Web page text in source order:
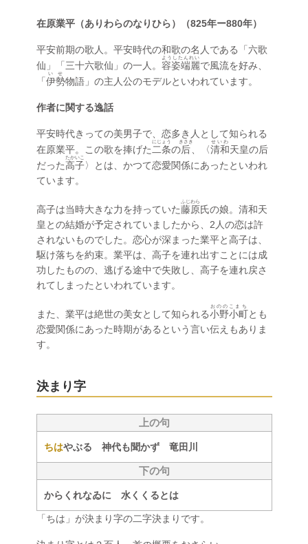
在原業平（ありわらのなりひら）（825年ー880年）
平安前期の歌人。平安時代の和歌の名人である「六歌
仙」「三十六歌仙」の一人。 容姿端麗
ようしたんれい
で風流を好み、
「 伊勢
いせ
物語」の主人公のモデルといわれています。
作者に関する逸話
平安時代きっての美男子で、恋多き人として知られる
在原業平。この歌を捧げた二条
にじょう
の后
きさき
、〈清和
せいわ
天皇の后
だった高子
たかいこ
〉とは、かつて恋愛関係にあったといわれ
ています。
高子は当時大きな力を持っていた藤原
ふじわら
氏の娘。清和天
皇との結婚が予定されていましたから、2人の恋は許
されないものでした。恋心が深まった業平と高子は、
駆け落ちを約束。業平は、高子を連れ出すことには成
功したものの、逃げる途中で失敗し、高子を連れ戻さ
れてしまったといわれています。
また、業平は絶世の美女として知られる小野小町
おののこまち
とも
恋愛関係にあった時期があるという言い伝えもありま
す。
決まり字
上の句
ちはやぶる 神代も聞かず 竜田川
下の句
からくれなゐに 水くくるとは
「ちは」が決まり字の二字決まりです。